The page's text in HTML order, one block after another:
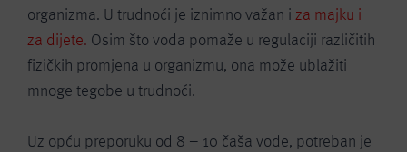
organizma. U trudnoći je iznimno važan i za majku i
za dijete. Osim što voda pomaže u regulaciji različitih
fizičkih promjena u organizmu, ona može ublažiti
mnoge tegobe u trudnoći.
Uz opću preporuku od 8 – 10 čaša vode, potreban je